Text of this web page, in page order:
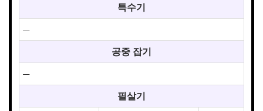
특수기
—
공중 잡기
—
필살기